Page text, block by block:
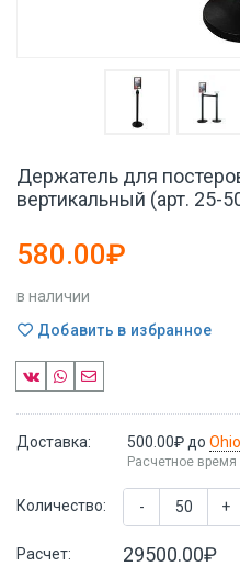
Держатель для
вертикальный (арт. 25-
580.00₽
в наличии
Добавить в избранное
Доставка: 500.00₽ до Ohio
Расчетное
Количество: - +
Расчет: 29500.00₽